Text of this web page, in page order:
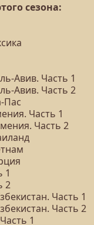
сезона:
Авив. Часть 1
Авив. Часть 2
Пас
Часть 1
Часть 2
1
2
Часть 1
Часть 2
1